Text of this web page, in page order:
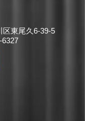
区東尾久6-39-5
6327